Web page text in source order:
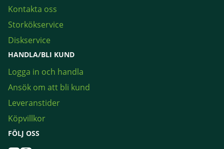
Kontakta oss
Storkökservice
Diskservice
HANDLA/BLI KUND
Logga in och handla
Ansök om att bli kund
Leveranstider
Köpvillkor
FÖLJ OSS